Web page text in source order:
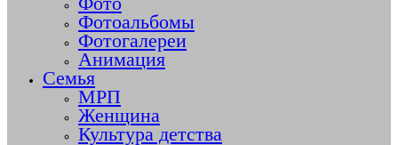
Фотоальбомы
Фотогалереи
Анимация
Семья
МРП
Женщина
Культура детства